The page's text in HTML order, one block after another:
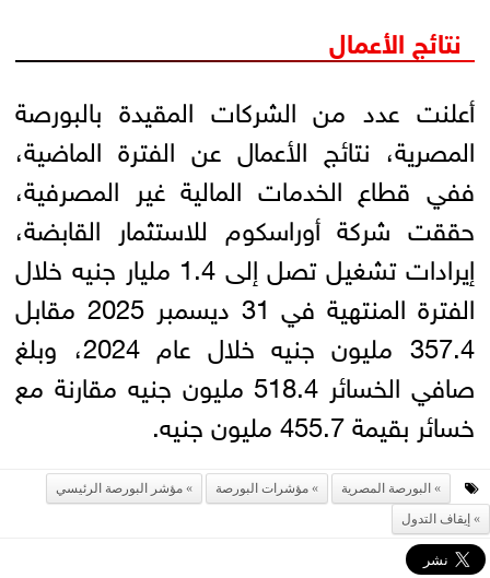
نتائج الأعمال
أعلنت عدد من الشركات المقيدة بالبورصة
المصرية، نتائج الأعمال عن الفترة الماضية،
ففي قطاع الخدمات المالية غير المصرفية،
حققت شركة أوراسكوم للاستثمار القابضة،
إيرادات تشغيل تصل إلى 1.4 مليار جنيه خلال
الفترة المنتهية في 31 ديسمبر 2025 مقابل
357.4 مليون جنيه خلال عام 2024، وبلغ
صافي الخسائر 518.4 مليون جنيه مقارنة مع
خسائر بقيمة 455.7 مليون جنيه.
البورصة المصرية مؤشرات البورصة
مؤشر البورصة الرئيسي
إيقاف التدول